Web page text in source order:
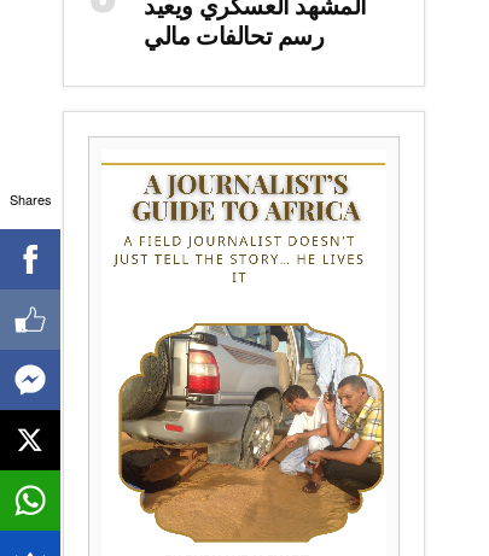
رسم تحالفات مالي
Shares